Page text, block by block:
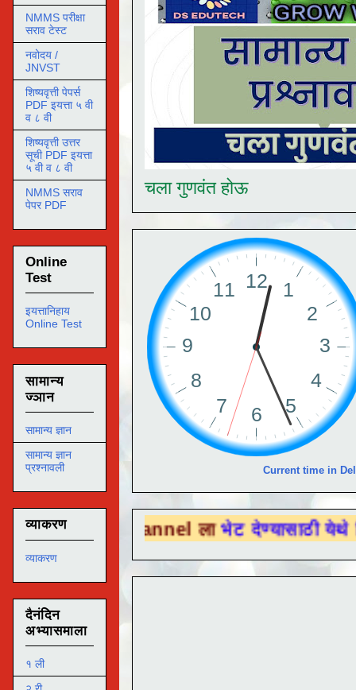
चला गुणवंत होऊ
Current time in
Channel ला भेट देण्यासाठी येथे क्लिक करा .
NMMS परीक्षा
सराव टेस्ट
नवोदय /
JNVST
शिष्यवृत्ती पेपर्स
PDF इयत्ता ५ वी
व ८ वी
शिष्यवृत्ती उत्तर
सूची PDF इयत्ता
५ वी व ८ वी
NMMS सराव
पेपर PDF
Online
Test
इयत्तानिहाय
Online Test
सामान्य
ज्ञान
सामान्य ज्ञान
सामान्य ज्ञान
प्रश्नावली
व्याकरण
व्याकरण
दैनंदिन
अभ्यासमाला
१ ली